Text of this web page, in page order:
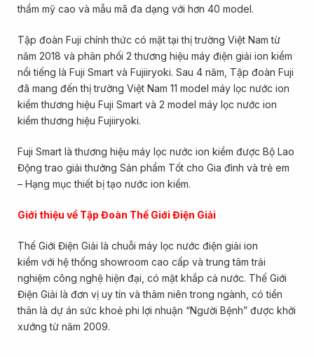
thẩm mỹ cao và mẫu mã đa dạng với hơn 40 model.
Tập đoàn Fuji chính thức có mặt tại thị trường Việt Nam từ
năm 2018 và phân phối 2 thương hiệu máy điện giải ion kiềm
nổi tiếng là Fuji Smart và Fujiiryoki. Sau 4 năm, Tập đoàn Fuji
đã mang đến thị trường Việt Nam 11 model máy lọc nước ion
kiềm thương hiệu Fuji Smart và 2 model máy lọc nước ion
kiềm thương hiệu Fujiiryoki.
Fuji Smart là thương hiệu máy lọc nước ion kiềm được Bộ Lao
Động trao giải thưởng Sản phẩm Tốt cho Gia đình và trẻ em
– Hạng mục thiết bị tạo nước ion kiềm.
Giới thiệu về Tập Đoàn Thế Giới Điện Giải
Thế Giới Điện Giải là chuỗi máy lọc nước điện giải ion
kiềm với hệ thống showroom cao cấp và trung tâm trải
nghiệm công nghệ hiện đại, có mặt khắp cả nước. Thế Giới
Điện Giải là đơn vị uy tín và thâm niên trong ngành, có tiền
thân là dự án sức khoẻ phi lợi nhuận “Người Bệnh” được khởi
xướng từ năm 2009.